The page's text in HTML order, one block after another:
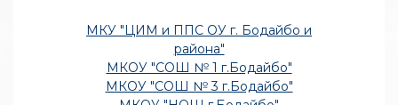
МКУ "ЦИМ и ППС ОУ г. Бодайбо и
района"
МКОУ "СОШ № 1 г.Бодайбо"
МКОУ "СОШ № 3 г.Бодайбо"